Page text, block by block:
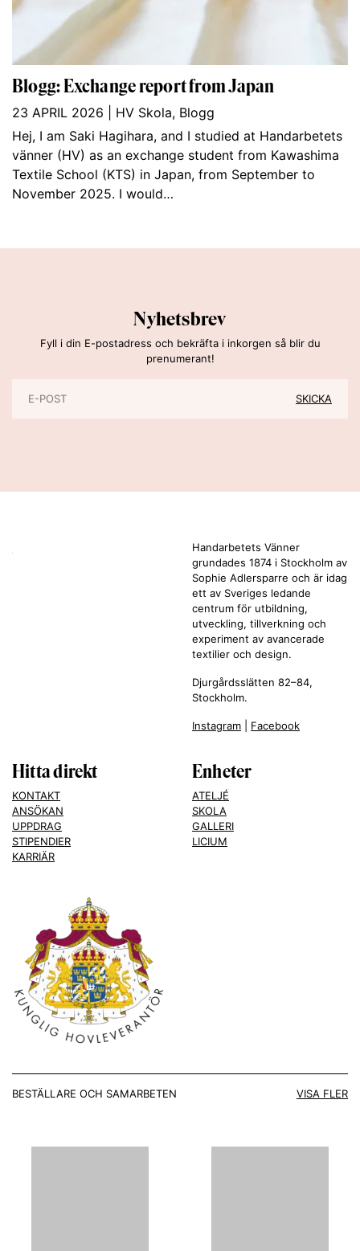
Blogg: Exchange report from Japan
23 APRIL 2026 HV Skola, Blogg
Hej, I am Saki Hagihara, and I studied at Handarbetets
vänner (HV) as an exchange student from Kawashima
Textile School (KTS) in Japan, from September to
November 2025. I would…
Nyhetsbrev
Fyll i din E-postadress och bekräfta i inkorgen så blir du
prenumerant!
Handarbetets Vänner
grundades 1874 i Stockholm av
Sophie Adlersparre och är idag
ett av Sveriges ledande
centrum för utbildning,
utveckling, tillverkning och
experiment av avancerade
textilier och design.
Djurgårdsslätten 82–84,
Stockholm.
Instagram Facebook
Hitta direkt
KONTAKT
ANSÖKAN
UPPDRAG
STIPENDIER
KARRIÄR
Enheter
ATELJÉ
SKOLA
GALLERI
LICIUM
BESTÄLLARE OCH SAMARBETEN VISA FLER